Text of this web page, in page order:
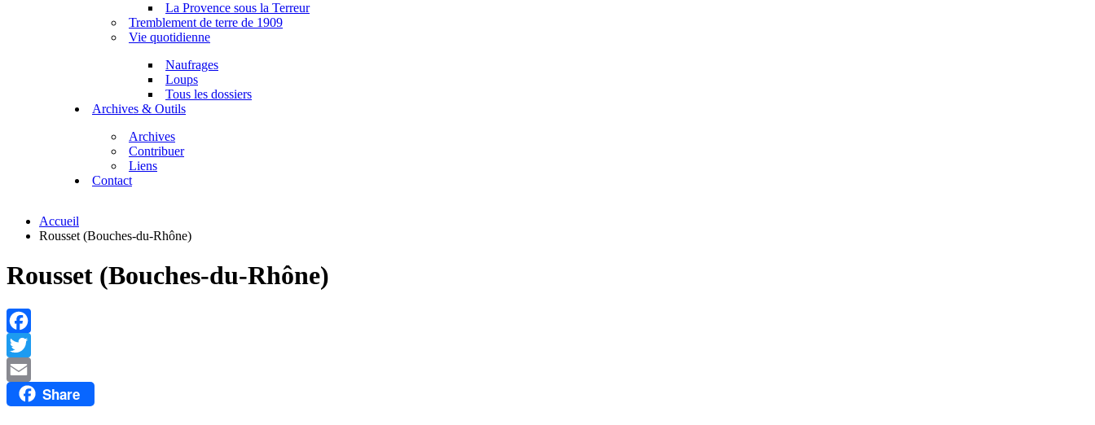
La Provence sous la Terreur
Tremblement de terre de 1909
Vie quotidienne
Naufrages
Loups
Tous les dossiers
Archives & Outils
Archives
Contribuer
Liens
Contact
Accueil
Rousset (Bouches-du-Rhône)
Rousset (Bouches-du-Rhône)
Facebook
Twitter
Email Share